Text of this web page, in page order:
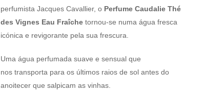
perfumista Jacques Cavallier, o PerfumeCaudalie Thé
des Vignes Eau Fraîche tornou-se numa água fresca
icónica e revigorante pela sua frescura.
Uma água perfumada suave e sensual que
nos transporta para os últimos raios de sol antes do
anoitecer que salpicam as vinhas.